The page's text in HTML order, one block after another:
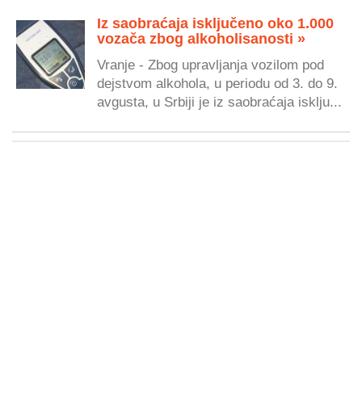
Iz saobraćaja isključeno oko 1.000
vozača zbog alkoholisanosti »
Vranje - Zbog upravljanja vozilom pod
dejstvom alkohola, u periodu od 3. do 9.
avgusta, u Srbiji je iz saobraćaja isklju...